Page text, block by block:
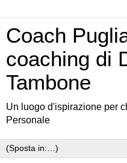
Coach
coaching di
Tambone
Un luogo d'ispirazione per
Personale